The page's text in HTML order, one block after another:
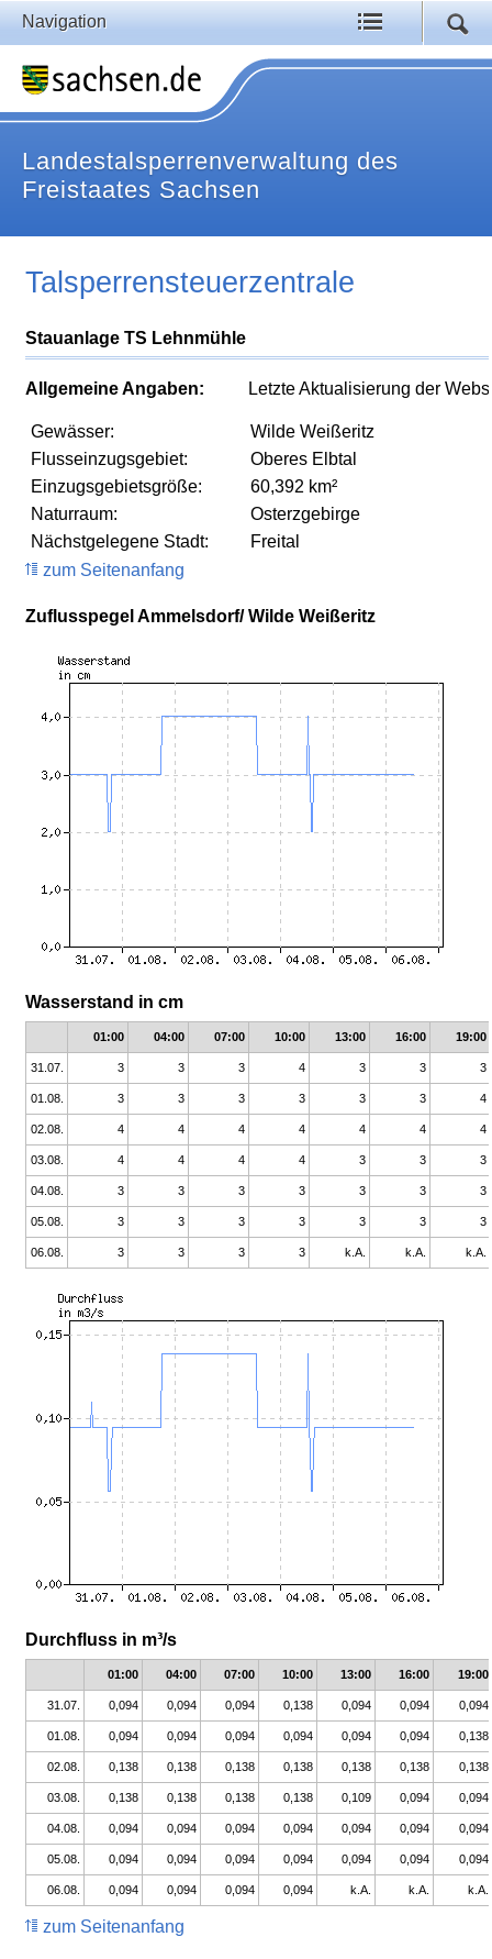
Navigation
Landestalsperrenverwaltung des
Freistaates Sachsen
Talsperrensteuerzentrale
Stauanlage TS Lehnmühle
Letzte Aktualisierung der
Allgemeine Angaben:
Gewässer:
Wilde Weißeritz
Flusseinzugsgebiet:
Oberes Elbtal
Einzugsgebietsgröße:
60,392 km²
Naturraum:
Osterzgebirge
Nächstgelegene Stadt:
Freital
zum Seitenanfang
Zuflusspegel Ammelsdorf/ Wilde Weißeritz
Wasserstand in cm
01:00 04:00 07:00 10:00 13:00 16:00 19:00
31.07. 3 3 3 4 3 3 3
01.08. 3 3 3 3 3 3 4
02.08. 4 4 4 4 4 4 4
03.08. 4 4 4 4 3 3 3
04.08. 3 3 3 3 3 3 3
05.08. 3 3 3 3 3 3 3
06.08. 3 3 3 3 k.A. k.A. k.A.
Durchfluss in m³/s
01:00 04:00 07:00 10:00 13:00 16:00 19:00
31.07. 0,094 0,094 0,094 0,138 0,094 0,094 0,094
01.08. 0,094 0,094 0,094 0,094 0,094 0,094 0,138
02.08. 0,138 0,138 0,138 0,138 0,138 0,138 0,138
03.08. 0,138 0,138 0,138 0,138 0,109 0,094 0,094
04.08. 0,094 0,094 0,094 0,094 0,094 0,094 0,094
05.08. 0,094 0,094 0,094 0,094 0,094 0,094 0,094
06.08. 0,094 0,094 0,094 0,094 k.A. k.A. k.A.
zum Seitenanfang